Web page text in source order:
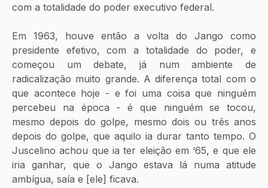
com a totalidade do poder executivo federal.
Em 1963, houve então a volta do Jango como
presidente efetivo, com a totalidade do poder, e
começou um debate, já num ambiente de
radicalização muito grande. A diferença total com o
que acontece hoje - e foi uma coisa que ninguém
percebeu na época - é que ninguém se tocou,
mesmo depois do golpe, mesmo dois ou três anos
depois do golpe, que aquilo ia durar tanto tempo. O
Juscelino achou que ia ter eleição em ‘65, e que ele
iria ganhar, que o Jango estava lá numa atitude
ambígua, saía e [ele] ficava.